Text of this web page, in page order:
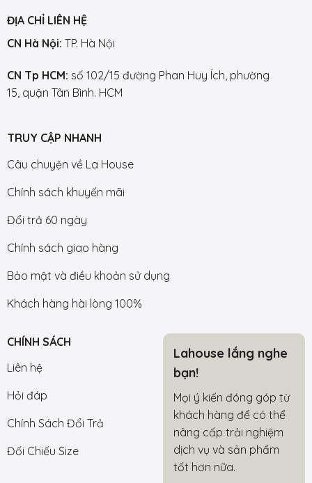
ĐỊA CHỈ LIÊN HỆ
CN Hà Nội: TP. Hà Nội
CN Tp HCM: số 102/15 đường Phan Huy Ích, phường
15, quận Tân Bình. HCM
TRUY CẬP NHANH
Câu chuyện về La House
Chính sách khuyến mãi
Đổi trả 60 ngày
Chính sách giao hàng
Bảo mật và điều khoản sử dụng
Khách hàng hài lòng 100%
CHÍNH SÁCH
Liên hệ
Hỏi đáp
Chính Sách Đổi Trả
Đối Chiếu Size
Lahouse lắng nghe
bạn!
Mọi ý kiến đóng góp từ
khách hàng để có thể
nâng cấp trải nghiệm
dịch vụ và sản phẩm
tốt hơn nữa.